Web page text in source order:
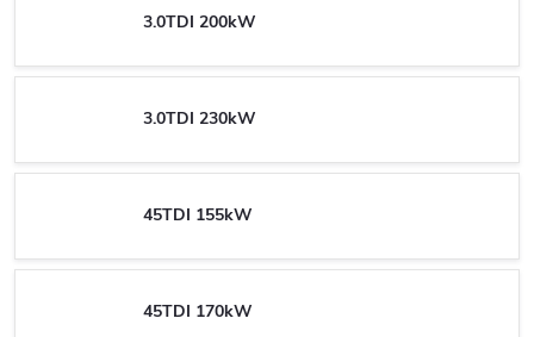
3.0TDI 200kW
3.0TDI 230kW
45TDI 155kW
45TDI 170kW